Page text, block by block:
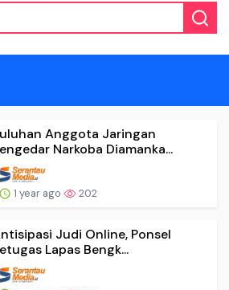
Anggota Jaringan
Narkoba Diamanka...
1 year ago 202
Judi Online, Ponsel
Lapas Bengk...